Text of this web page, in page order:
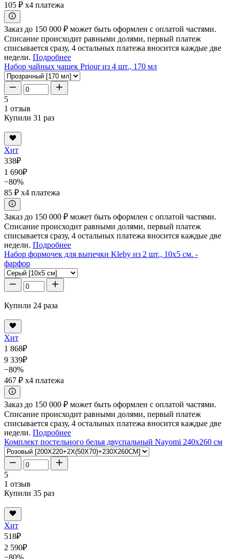
105 ₽ x4 платежа
Заказ до 150 000 ₽ может быть оформлен с оплатой частями.
Списание происходит равными долями, первый платеж
списывается сразу, 4 остальных платежа вносится каждые две
недели. Подробнее
Набор чайных чашек Priour из 4 шт., 170 мл
5
1 отзыв
Купили 31 раз
Хит
338₽
1 690₽
−80%
85 ₽ x4 платежа
Заказ до 150 000 ₽ может быть оформлен с оплатой частями.
Списание происходит равными долями, первый платеж
списывается сразу, 4 остальных платежа вносится каждые две
недели. Подробнее
Набор формочек для выпечки Kleby из 2 шт., 10x5 см. -
фарфор
Купили 24 раза
Хит
1 868₽
9 339₽
−80%
467 ₽ x4 платежа
Заказ до 150 000 ₽ может быть оформлен с оплатой частями.
Списание происходит равными долями, первый платеж
списывается сразу, 4 остальных платежа вносится каждые две
недели. Подробнее
Комплект постельного белья двуспальный Nayomi 240x260 см
5
1 отзыв
Купили 35 раз
Хит
518₽
2 590₽